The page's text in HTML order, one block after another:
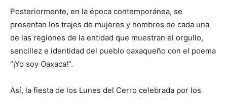
Posteriormente, en la época contemporánea, se
presentan los trajes de mujeres y hombres de cada una
de las regiones de la entidad que muestran el orgullo,
sencillez e identidad del pueblo oaxaqueño con el poema
“¡Yo soy Oaxaca!”.
Así, la fiesta de los Lunes del Cerro celebrada por los